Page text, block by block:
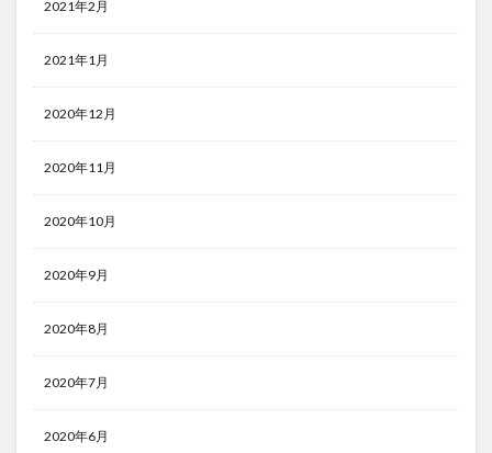
2021年2月
2021年1月
2020年12月
2020年11月
2020年10月
2020年9月
2020年8月
2020年7月
2020年6月